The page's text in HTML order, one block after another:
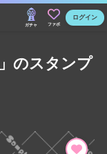
ガチャ ファボ
ログイン
のスタンプ